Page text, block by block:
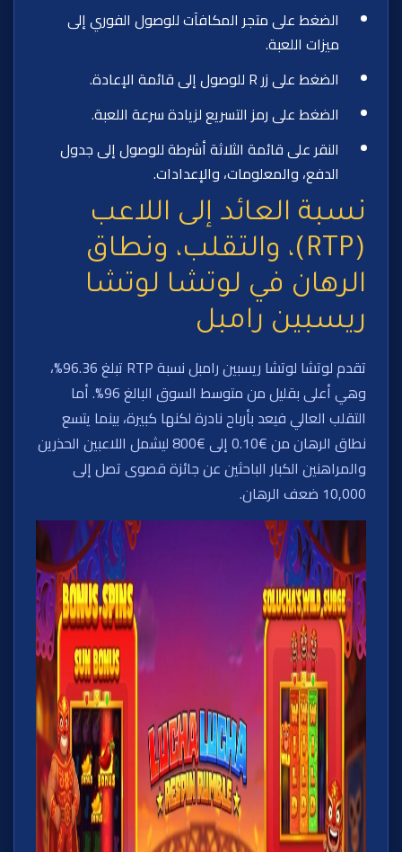
الضغط على متجر المكافآت للوصول الفوري إلى
ميزات اللعبة.
الضغط على زر R للوصول إلى قائمة الإعادة.
الضغط على رمز التسريع لزيادة سرعة اللعبة.
النقر على قائمة الثلاثة أشرطة للوصول إلى جدول
الدفع، والمعلومات، والإعدادات.
نسبة العائد إلى اللاعب
(RTP)، والتقلب، ونطاق
الرهان في لوتشا لوتشا
ريسبين رامبل
تقدم لوتشا لوتشا ريسبين رامبل نسبة RTP تبلغ 96.36%،
وهي أعلى بقليل من متوسط السوق البالغ 96%. أما
التقلب العالي فيعد بأرباح نادرة لكنها كبيرة، بينما يتسع
نطاق الرهان من €0.10 إلى €800 ليشمل اللاعبين الحذرين
والمراهنين الكبار الباحثين عن جائزة قصوى تصل إلى
10,000 ضعف الرهان.